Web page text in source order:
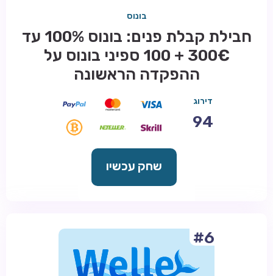
בונוס
חבילת קבלת פנים: בונוס 100% עד
300€ + 100 ספיני בונוס על
ההפקדה הראשונה
דירוג
94
שחק עכשיו
#6